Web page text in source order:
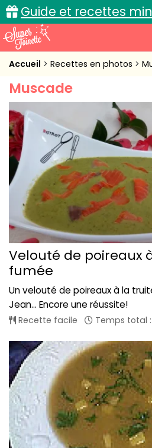
Guide et recettes
Accueil
Recettes de cuisine
Cuisine pratique
L'actu cuisine
Accueil Recettes en photos
Muscade
Velouté de poireaux
fumée
Un velouté de poireaux à la
Jean... Encore une réussite!
Recette facile Temps total